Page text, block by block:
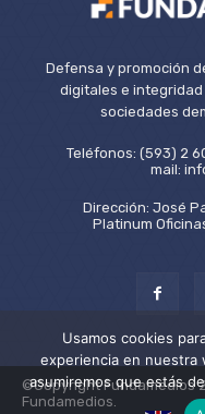
Defensa y promoción
digitales e
sociedades
Teléfonos: (593) 2
mail:
Dirección: José
Platinum
©Copyright Fundamedios
Fundamedios.
Usamos cookies
experiencia en nuestra
asumiremos que estás